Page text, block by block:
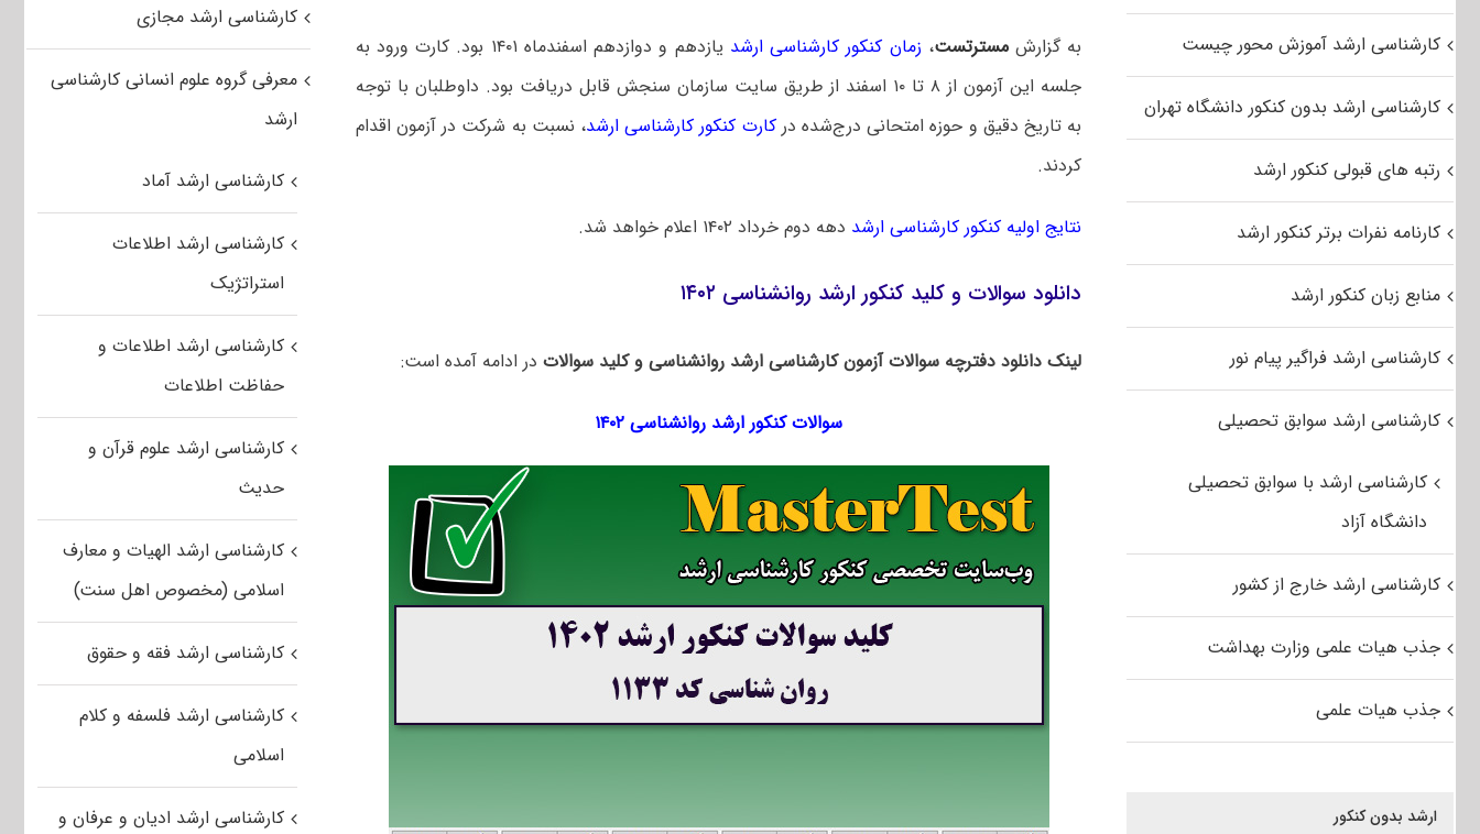
به گزارشمسترتست، زمان کنکور کارشناسی ارشد
یازدهم و دوازدهم اسفندماه ۱۴۰۱ بود. کارت ورود به
جلسه این آزمون از ۸ تا ۱۰ اسفند از طریق سایت سازمان سنجش قابل دریافت بود. داوطلبان با توجه
به تاریخ دقیق و حوزه امتحانی درج‌شده درکارت کنکور کارشناسی ارشد، نسبت به شرکت در آزمون اقدام
کردند.
نتایج اولیه کنکور کارشناسی ارشد دهه دوم خرداد ۱۴۰۲ اعلام خواهد شد.
دانلود سوالات و کلید کنکور ارشد روانشناسی ۱۴۰۲
لینک دانلود دفترچه سوالات آزمون کارشناسی ارشد روانشناسی و کلید سوالاتدر ادامه آمده است:
سوالات کنکور ارشد روانشناسی ۱۴۰۲
کارشناسی ارشد مجازی
معرفی گروه علوم انسانی کارشناسی
ارشد
کارشناسی ارشد آماد
کارشناسی ارشد اطلاعات
استراتژیک
کارشناسی ارشد اطلاعات و
حفاظت اطلاعات
کارشناسی ارشد علوم قرآن و
حدیث
کارشناسی ارشد الهیات و معارف
اسلامی (مخصوص اهل سنت)
کارشناسی ارشد فقه و حقوق
کارشناسی ارشد فلسفه و کلام
اسلامی
کارشناسی ارشد ادیان و عرفان و
کارشناسی ارشد آموزش محور چیست
کارشناسی ارشد بدون کنکور دانشگاه تهران
رتبه های قبولی کنکور ارشد
کارنامه نفرات برتر کنکور ارشد
منابع زبان کنکور ارشد
کارشناسی ارشد فراگیر پیام نور
کارشناسی ارشد سوابق تحصیلی
کارشناسی ارشد با سوابق تحصیلی
دانشگاه آزاد
کارشناسی ارشد خارج از کشور
جذب هیات علمی وزارت بهداشت
جذب هیات علمی
ارشد بدون کنکور